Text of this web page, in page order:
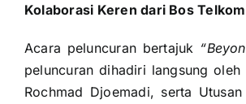
Kolaborasi Keren dari Bos
Acara peluncuran bertajuk
peluncuran dihadiri langsung
Rochmad Djoemadi, serta